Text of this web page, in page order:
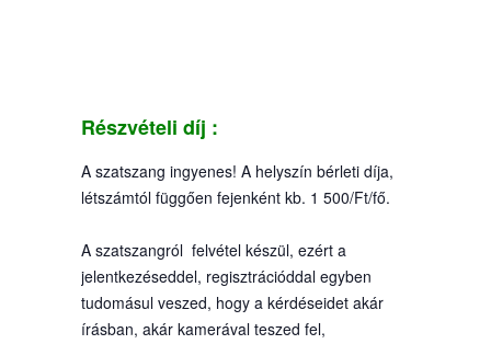
Részvételi díj :
A szatszang ingyenes! A helyszín bérleti díja,
létszámtól függően fejenként kb. 1 500/Ft/fő.
A szatszangról felvétel készül, ezért a
jelentkezéseddel, regisztrációddal egyben
tudomásul veszed, hogy a kérdéseidet akár
írásban, akár kamerával teszed fel,